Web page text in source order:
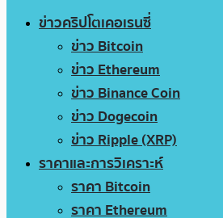
ข่าวคริปโตเคอเรนซี่
ข่าว Bitcoin
ข่าว Ethereum
ข่าว Binance Coin
ข่าว Dogecoin
ข่าว Ripple (XRP)
ราคาและการวิเคราะห์
ราคา Bitcoin
ราคา Ethereum